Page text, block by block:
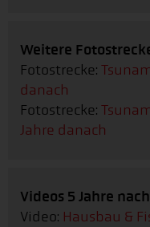
Weitere
Fotostrecke:
danach
Fotostrecke:
Jahre danach
Videos 5 Jahre
Video: Hausbau &